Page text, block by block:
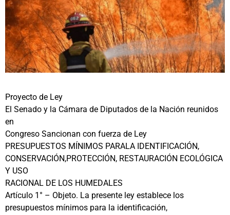
Proyecto de Ley
El Senado y la Cámara de Diputados de la Nación reunidos
en
Congreso Sancionan con fuerza de Ley
PRESUPUESTOS MÍNIMOS PARALA IDENTIFICACIÓN,
CONSERVACIÓN,PROTECCIÓN, RESTAURACIÓN ECOLÓGICA
Y USO
RACIONAL DE LOS HUMEDALES
Artículo 1° – Objeto. La presente ley establece los
presupuestos mínimos para la identificación,